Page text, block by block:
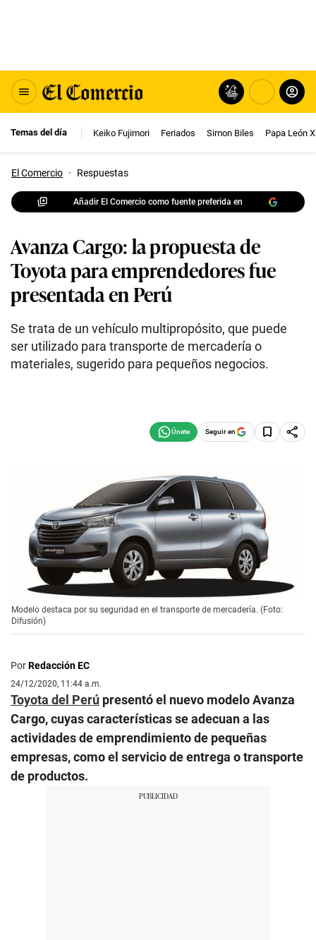
Temas del día Keiko Fujimori Feriados Simon Biles Papa León
El Comercio · Respuestas
Añadir El Comercio como fuente preferida en
Avanza Cargo: la propuesta de
Toyota para emprendedores fue
presentada en Perú
Se trata de un vehículo multipropósito, que puede
ser utilizado para transporte de mercadería o
materiales, sugerido para pequeños negocios.
Seguir en
Modelo destaca por su seguridad en el transporte de mercadería. (Foto:
Difusión)
PorRedacción EC
24/12/2020, 11:44 a.m.
Toyota del Perú presentó el nuevo modelo Avanza
Cargo, cuyas características se adecuan a las
actividades de emprendimiento de pequeñas
empresas, como el servicio de entrega o transporte
de productos.